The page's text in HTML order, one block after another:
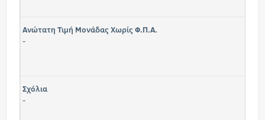
Ανώτατη Τιμή Μονάδας Χωρίς Φ.Π.Α.
-
Σχόλια
-